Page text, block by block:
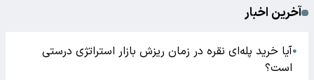
آخرین اخبار
●آیا خرید پله‌ای نقره در زمان ریزش بازار استراتژی درستی
است؟